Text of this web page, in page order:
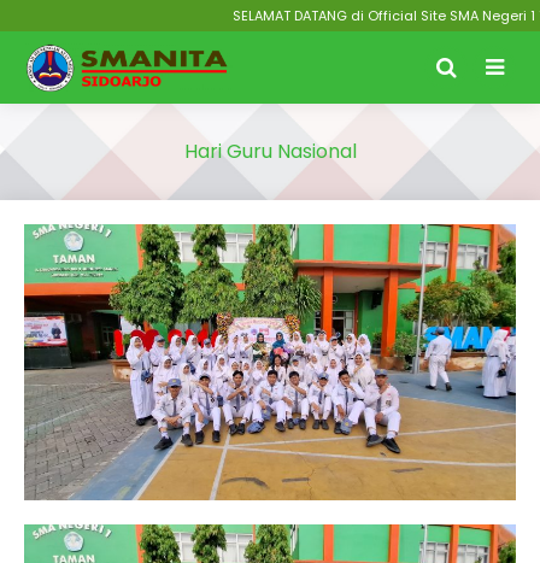
SELAMAT DATANG di Official Site SMA Negeri 1
Hari Guru Nasional